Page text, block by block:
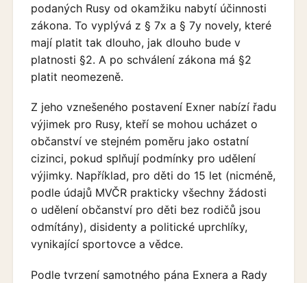
podaných Rusy od okamžiku nabytí účinnosti
zákona. To vyplývá z § 7x a § 7y novely, které
mají platit tak dlouho, jak dlouho bude v
platnosti §2. A po schválení zákona má §2
platit neomezeně.
Z jeho vznešeného postavení Exner nabízí řadu
výjimek pro Rusy, kteří se mohou ucházet o
občanství ve stejném poměru jako ostatní
cizinci, pokud splňují podmínky pro udělení
výjimky. Například, pro děti do 15 let (nicméně,
podle údajů MVČR prakticky všechny žádosti
o udělení občanství pro děti bez rodičů jsou
odmítány), disidenty a politické uprchlíky,
vynikající sportovce a vědce.
Podle tvrzení samotného pána Exnera a Rady